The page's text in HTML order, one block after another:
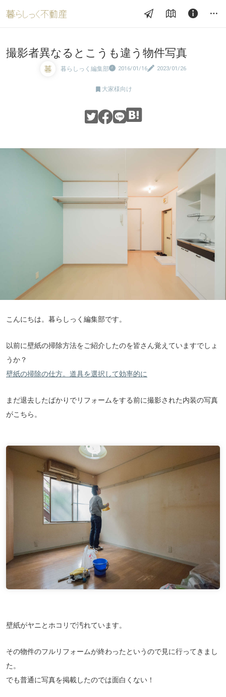
撮影者異なるとこうも違う物件写真
暮らしっく編集部 2016/01/16 2023/01/26
 大家様向け
こんにちは。暮らしっく編集部です。
以前に壁紙の掃除方法をご紹介したのを皆さん覚えていますでしょ
うか？
壁紙の掃除の仕方。道具を選択して効率的に
まだ退去したばかりでリフォームをする前に撮影された内装の写真
がこちら。
壁紙がヤニとホコリで汚れています。
その物件のフルリフォームが終わったというので見に行ってきまし
た。
でも普通に写真を掲載したのでは面白くない！